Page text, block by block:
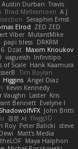
Austin Durban Travis
Brad Mellesmoen A J
Seraphin Ernst
Elrod ZED ZED
Viber MutantMike
papi bless DRKRM
Dzät Maxim Krioukov
vagueish Infinitipo
of Scale Hank Kaamura
Tim Boylan
Higgins Angel Diaz
Kevin Kennedy
Vaughn Laster Kris
Bennett Evelyne I
ShadowolfVFX John Britti
경문 서 Flagg3D
Roy Peter Balicki steve
Dewi
Matt's Media
theLOF Maya Halphon